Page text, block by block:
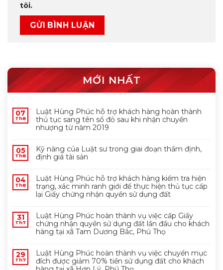
tôi.
MỚI NHẤT
07
Th8
Luật Hùng Phúc hỗ trợ khách hàng hoàn thành
thủ tục sang tên sổ đỏ sau khi nhận chuyển
nhượng từ năm 2019
05
Th8
Kỹ năng của Luật sư trong giai đoạn thẩm định,
định giá tài sản
04
Th8
Luật Hùng Phúc hỗ trợ khách hàng kiểm tra hiện
trạng, xác minh ranh giới để thực hiện thủ tục cấp
lại Giấy chứng nhận quyền sử dụng đất
31
Th7
Luật Hùng Phúc hoàn thành vụ việc cấp Giấy
chứng nhận quyền sử dụng đất lần đầu cho khách
hàng tại xã Tam Dương Bắc, Phú Thọ
29
Th7
Luật Hùng Phúc hoàn thành vụ việc chuyển mục
đích được giảm 70% tiền sử dụng đất cho khách